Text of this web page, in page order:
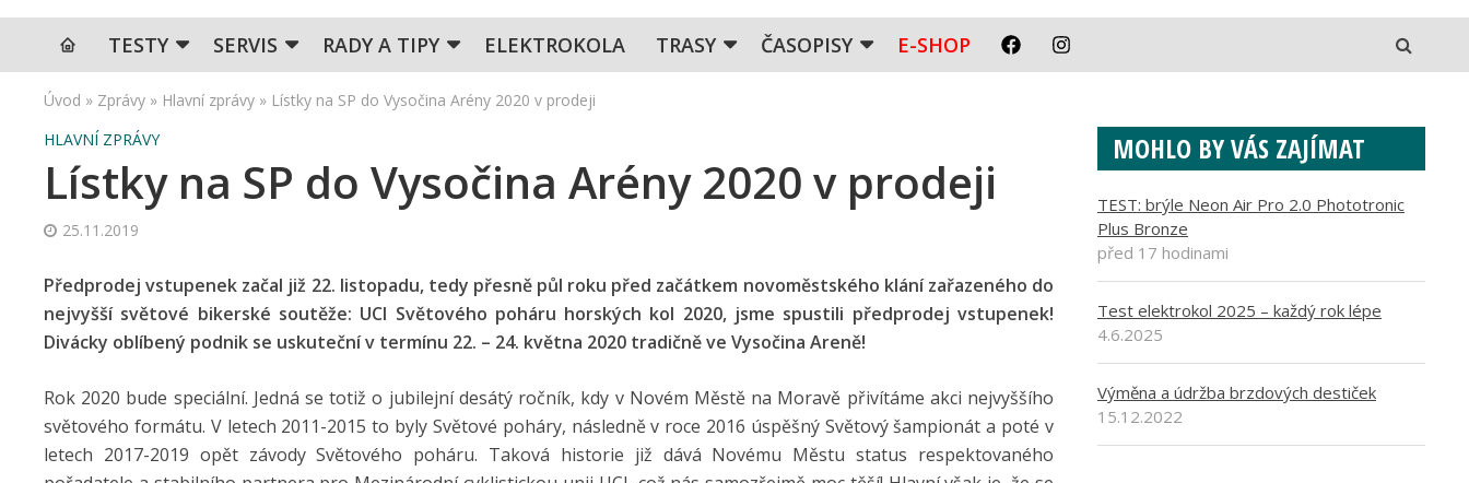
TESTY SERVIS RADY A TIPY ELEKTROKOLA TRASY ČASOPISY E-SHOP
Úvod » Zprávy » Hlavní zprávy » Lístky na SP do Vysočina Arény 2020 v prodeji
HLAVNÍ ZPRÁVY
Lístky na SP do Vysočina Arény 2020 v prodeji
25.11.2019
Předprodej vstupenek začal již 22. listopadu, tedy přesně půl roku před začátkem novoměstského klání zařazeného do
nejvyšší světové bikerské soutěže: UCI Světového poháru horských kol 2020, jsme spustili předprodej vstupenek!
Divácky oblíbený podnik se uskuteční v termínu 22. – 24. května 2020 tradičně ve Vysočina Areně!
Rok 2020 bude speciální. Jedná se totiž o jubilejní desátý ročník, kdy v Novém Městě na Moravě přivítáme akci nejvyššího
světového formátu. V letech 2011-2015 to byly Světové poháry, následně v roce 2016 úspěšný Světový šampionát a poté v
letech 2017-2019 opět závody Světového poháru. Taková historie již dává Novému Městu status respektovaného
MOHLO BY VÁS ZAJÍMAT
TEST: brýle Neon Air Pro 2.0 Phototronic
Plus Bronze
před 17 hodinami
Test elektrokol 2025 – každý rok lépe
4.6.2025
Výměna a údržba brzdových destiček
15.12.2022